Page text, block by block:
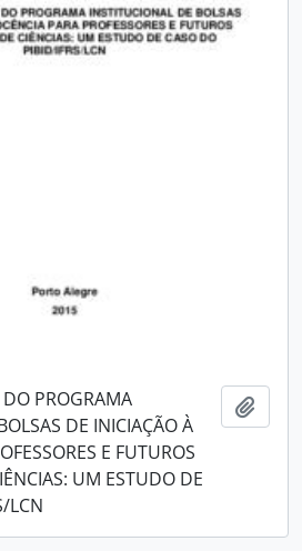
PROGRAMA
DE INICIAÇÃO À
E FUTUROS
UM ESTUDO DE
LCN